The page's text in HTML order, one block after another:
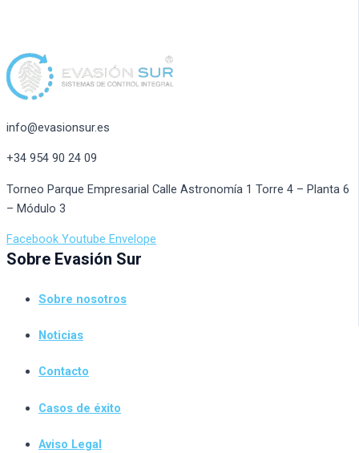
info@evasionsur.es
+34 954 90 24 09
Torneo Parque Empresarial Calle Astronomía 1 Torre 4 – Planta 6
– Módulo 3
Facebook Youtube Envelope
Sobre Evasión Sur
Sobre nosotros
Noticias
Contacto
Casos de éxito
Aviso Legal